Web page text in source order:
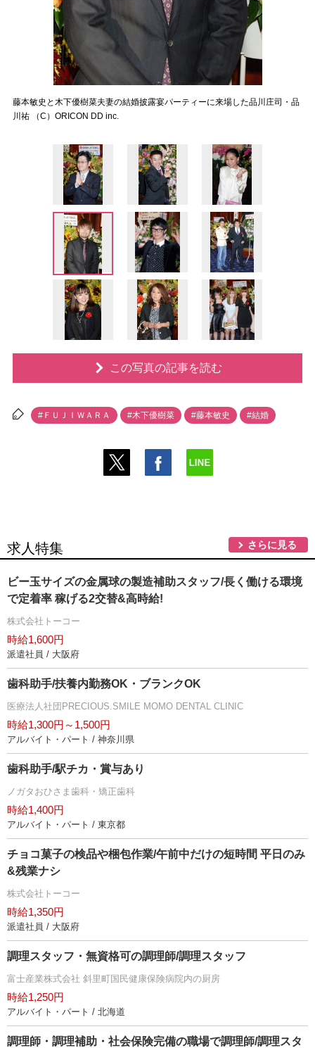
藤本敏史と木下優樹菜夫妻の結婚披露宴パーティーに来場した品川庄司・品
川祐 （C）ORICON DD inc.
この写真の記事を読む
#ＦＵＪＩＷＡＲＡ #木下優樹菜 #藤本敏史 #結婚
求人特集 さらに見る
ビー玉サイズの金属球の製造補助スタッフ/長く働ける環境
で定着率 稼げる2交替&高時給!
株式会社トーコー
時給1,600円
派遣社員 / 大阪府
歯科助手/扶養内勤務OK・ブランクOK
医療法人社団PRECIOUS.SMILE MOMO DENTAL CLINIC
時給1,300円～1,500円
アルバイト・パート / 神奈川県
歯科助手/駅チカ・賞与あり
ノガタおひさま歯科・矯正歯科
時給1,400円
アルバイト・パート / 東京都
チョコ菓子の検品や梱包作業/午前中だけの短時間 平日のみ
&残業ナシ
株式会社トーコー
時給1,350円
派遣社員 / 大阪府
調理スタッフ・無資格可の調理師/調理スタッフ
富士産業株式会社 斜里町国民健康保険病院内の厨房
時給1,250円
アルバイト・パート / 北海道
調理師・調理補助・社会保険完備の職場で調理師/調理スタ